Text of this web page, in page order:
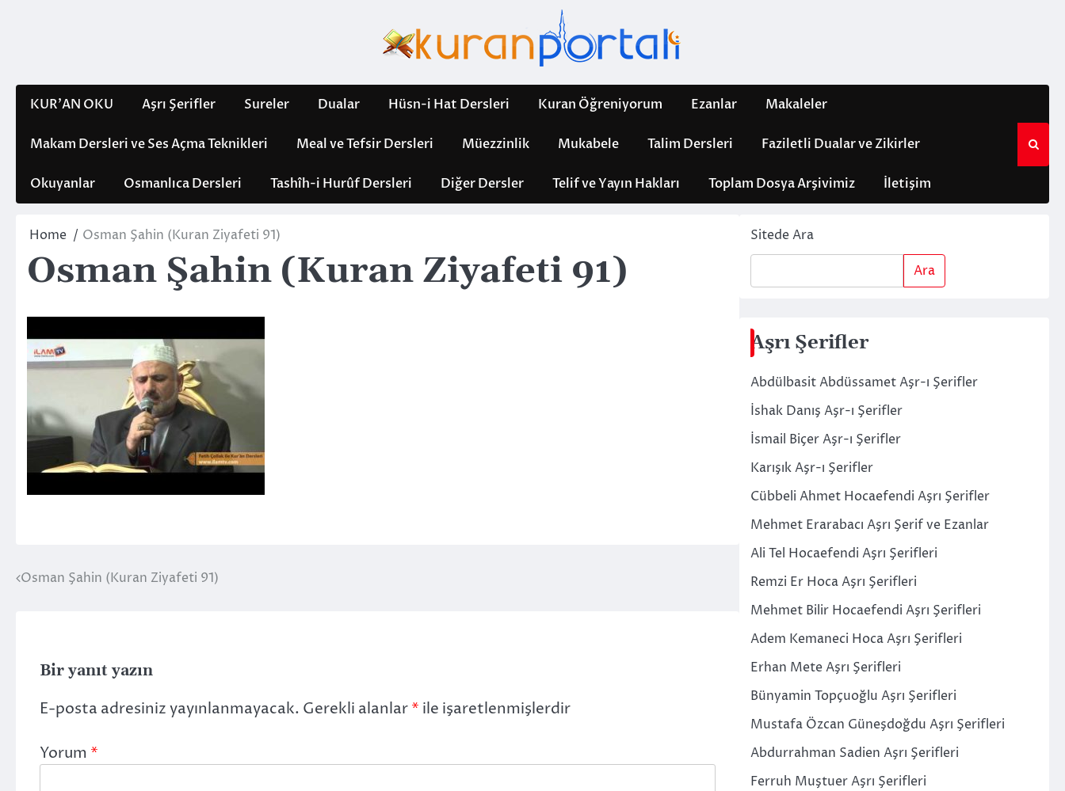
KUR’AN OKU Aşrı Şerifler Sureler Dualar Hüsn-i Hat Dersleri Kuran Öğreniyorum Ezanlar Makaleler
Makam Dersleri ve Ses Açma Teknikleri Meal ve Tefsir Dersleri Müezzinlik Mukabele Talim Dersleri Faziletli Dualar ve Zikirler
Okuyanlar Osmanlıca Dersleri Tashîh-i Hurûf Dersleri Diğer Dersler Telif ve Yayın Hakları Toplam Dosya Arşivimiz İletişim
Home Osman Şahin (Kuran Ziyafeti 91)
Osman Şahin (Kuran Ziyafeti 91)
Yazı
Osman Şahin (Kuran Ziyafeti 91)
Bir yanıt yazın
E-posta adresiniz yayınlanmayacak. Gerekli alanlar* ile işaretlenmişlerdir
Yorum *
Sitede Ara
Ara
Aşrı Şerifler
Abdülbasit Abdüssamet Aşr-ı Şerifler
İshak Danış Aşr-ı Şerifler
İsmail Biçer Aşr-ı Şerifler
Karışık Aşr-ı Şerifler
Cübbeli Ahmet Hocaefendi Aşrı Şerifler
Mehmet Erarabacı Aşrı Şerif ve Ezanlar
Ali Tel Hocaefendi Aşrı Şerifleri
Remzi Er Hoca Aşrı Şerifleri
Mehmet Bilir Hocaefendi Aşrı Şerifleri
Adem Kemaneci Hoca Aşrı Şerifleri
Erhan Mete Aşrı Şerifleri
Bünyamin Topçuoğlu Aşrı Şerifleri
Mustafa Özcan Güneşdoğdu Aşrı Şerifleri
Abdurrahman Sadien Aşrı Şerifleri
Ferruh Muştuer Aşrı Şerifleri